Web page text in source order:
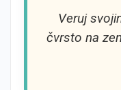
Veruj
čvrsto na